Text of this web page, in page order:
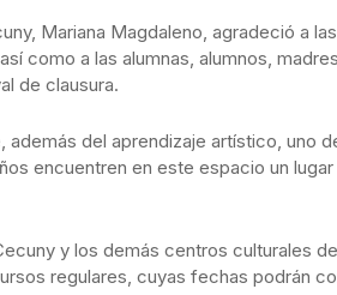
Mariana Magdaleno, agradeció a
como a las alumnas, alumnos,
de clausura.
además del aprendizaje artístico, uno
encuentren en este espacio un
y los demás centros culturales
regulares, cuyas fechas podrán